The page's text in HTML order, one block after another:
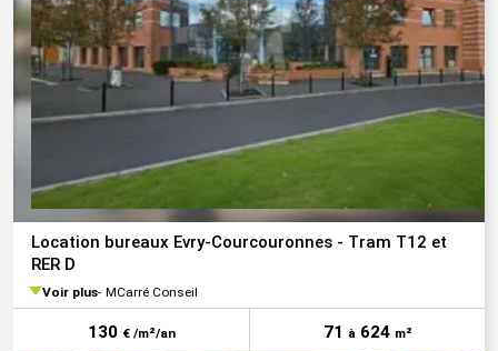
Location bureaux Evry-Courcouronnes - Tram T12 et
RER D
Voir plus MCarré Conseil
130 € /m²/an 71 à624 m²